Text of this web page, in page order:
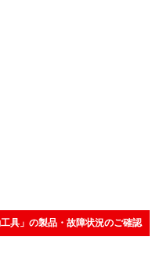
工具」の製品・故障状況のご確認